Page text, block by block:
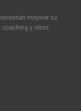
mejorar su
coaching y otros